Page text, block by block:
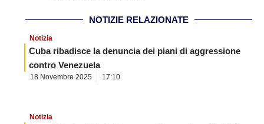
NOTIZIE RELAZIONATE
Notizia
Cuba ribadisce la denuncia dei piani di aggressione
contro Venezuela
18 Novembre 2025 17:10
Notizia